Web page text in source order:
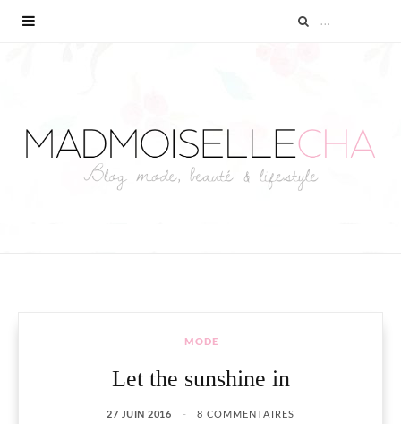
MODE
Let the sunshine in
27 JUIN 2016 8 COMMENTAIRES